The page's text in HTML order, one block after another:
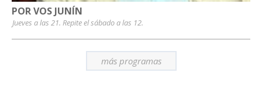
POR VOS JUNÍN
Jueves a las 21. Repite el sábado a las 12.
más programas